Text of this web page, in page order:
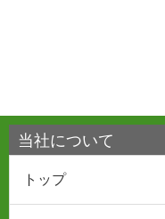
当社について
トップ